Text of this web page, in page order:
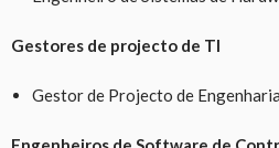
Gestores de projecto de TI
Gestor de Projecto de